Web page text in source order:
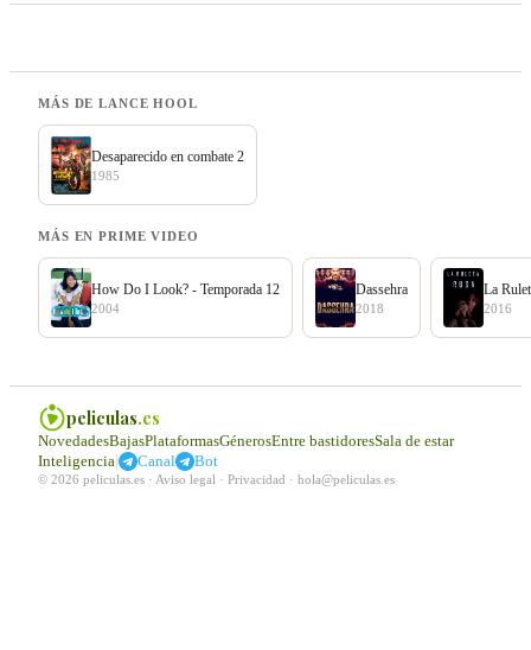
MÁS DE LANCE HOOL
Desaparecido en combate 2
1985
MÁS EN PRIME VIDEO
How Do I Look? - Temporada 12
2004
Dassehra
2018
La
2016
peliculas.es
NovedadesBajasPlataformasGénerosEntre bastidoresSala de estar
Inteligencia| Canal Bot
© 2026 peliculas.es · Aviso legal · Privacidad · hola@peliculas.es